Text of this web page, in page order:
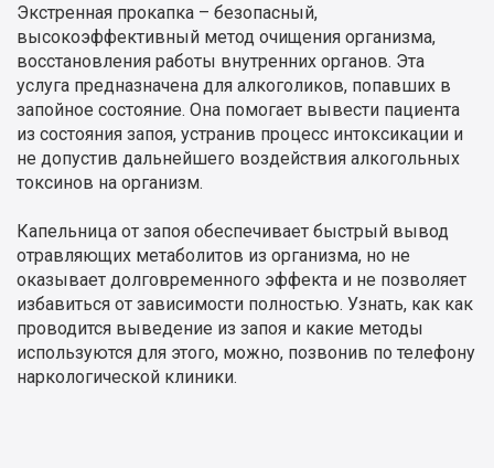
Экстренная прокапка – безопасный,
высокоэффективный метод очищения организма,
восстановления работы внутренних органов. Эта
услуга предназначена для алкоголиков, попавших в
запойное состояние. Она помогает вывести пациента
из состояния запоя, устранив процесс интоксикации и
не допустив дальнейшего воздействия алкогольных
токсинов на организм.
Капельница от запоя обеспечивает быстрый вывод
отравляющих метаболитов из организма, но не
оказывает долговременного эффекта и не позволяет
избавиться от зависимости полностью. Узнать, как как
проводится выведение из запоя и какие методы
используются для этого, можно, позвонив по телефону
наркологической клиники.